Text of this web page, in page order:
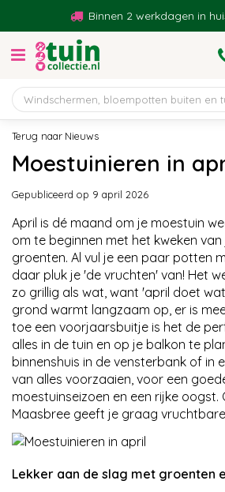
Nieuws
Binnen 2 werkdagen in huis*
Moestuinieren in
Gepubliceerd op 9 april 2026
April is dé maand om je moestuin
om te beginnen met het kweken van
groenten. Al vul je een paar potten
daar pluk je 'de vruchten' van! Het
zo grillig als wat, want 'april doet
grond warmt langzaam op, er is
toe een voorjaarsbuitje is het de
alles in de tuin en op je balkon te
binnenshuis in de vensterbank of in
van alles voorzaaien, voor een
moestuinseizoen en een rijke oogst.
Maasbree geeft je graag
Lekker aan de slag met groenten